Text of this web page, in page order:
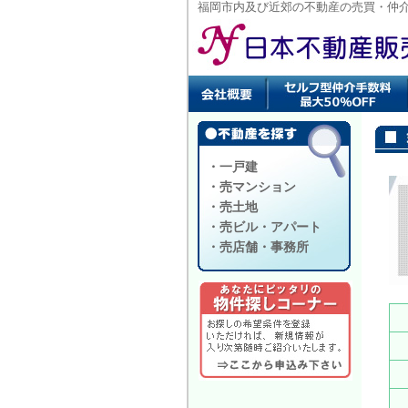
福岡市内及び近郊の不動産の売買・仲
・一戸建
・売マンション
・売土地
・売ビル・アパート
・売店舗・事務所